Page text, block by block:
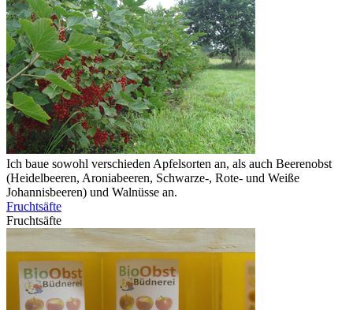
Ich baue sowohl verschieden Apfelsorten an, als auch Beerenobst
(Heidelbeeren, Aroniabeeren, Schwarze-, Rote- und Weiße
Johannisbeeren) und Walnüsse an.
Fruchtsäfte
Fruchtsäfte